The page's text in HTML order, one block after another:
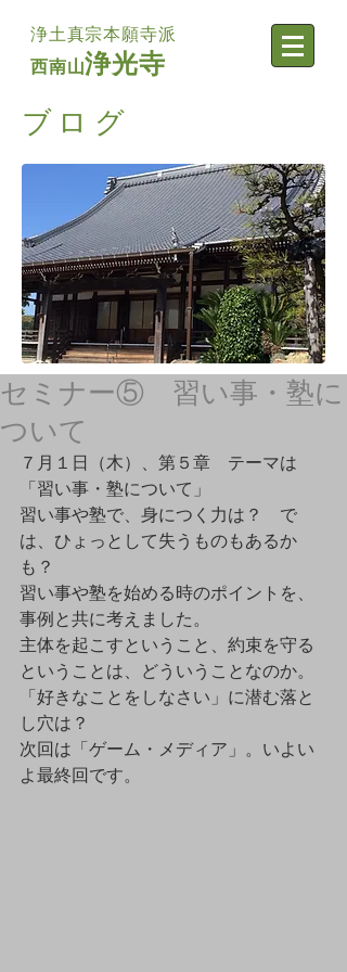
浄土真宗本願寺派
西南山浄光寺
​ブログ
セミナー⑤ 習い事・塾に
ついて
７月１日（木）、第５章　テーマは
「習い事・塾について」
習い事や塾で、身につく力は？　で
は、ひょっとして失うものもあるか
も？
習い事や塾を始める時のポイントを、
事例と共に考えました。
主体を起こすということ、約束を守る
ということは、どういうことなのか。
「好きなことをしなさい」に潜む落と
し穴は？
次回は「ゲーム・メディア」。いよい
よ最終回です。